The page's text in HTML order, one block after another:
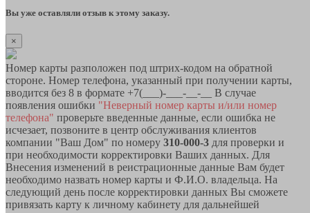
Вы уже оставляли отзыв к этому заказу.
×
Номер карты разположен под штрих-кодом на обратной
стороне. Номер телефона, указанный при получении карты,
вводится без 8 в формате +7(___)-___-__-__ В случае
появления ошибки "Неверный номер карты и/или номер
телефона" проверьте введенные данные, если ошибка не
исчезает, позвоните в центр обслуживания клиентов
компании "Ваш Дом" по номеру 310-000-3 для проверки и
при необходимости корректировки Ваших данных. Для
Внесения изменений в реистрационные данные Вам будет
необходимо назвать номер карты и Ф.И.О. владельца. На
следующий день после корректировки данных Вы сможете
привязать карту к личному кабинету для дальнейшей